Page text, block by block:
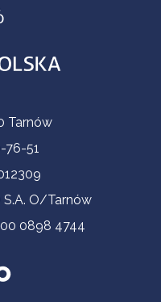
Tarnów
76-51
S.A. O/Tarnów
0898 4744